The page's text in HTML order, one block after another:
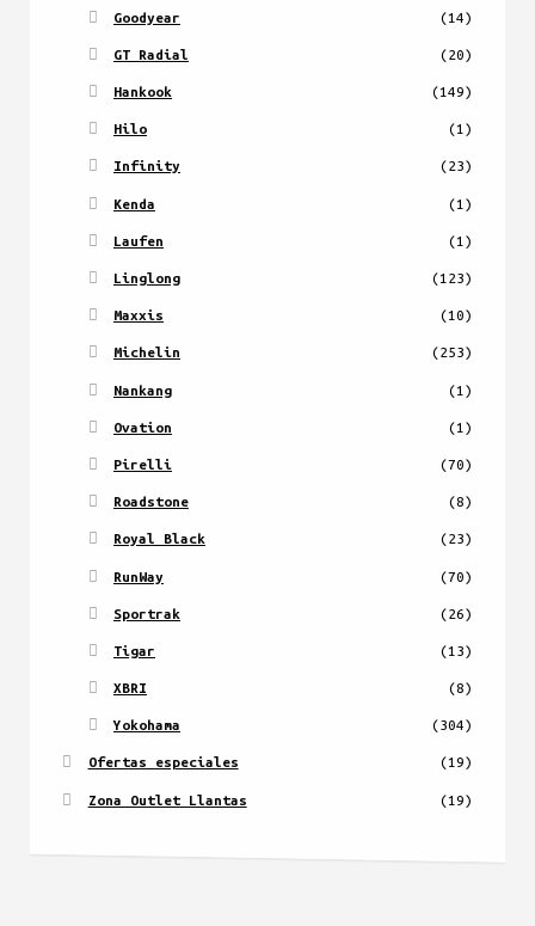
Goodyear (14)
GT Radial (20)
Hankook (149)
Hilo (1)
Infinity (23)
Kenda (1)
Laufen (1)
Linglong (123)
Maxxis (10)
Michelin (253)
Nankang (1)
Ovation (1)
Pirelli (70)
Roadstone (8)
Royal Black (23)
RunWay (70)
Sportrak (26)
Tigar (13)
XBRI (8)
Yokohama (304)
Ofertas especiales (19)
Zona Outlet Llantas (19)